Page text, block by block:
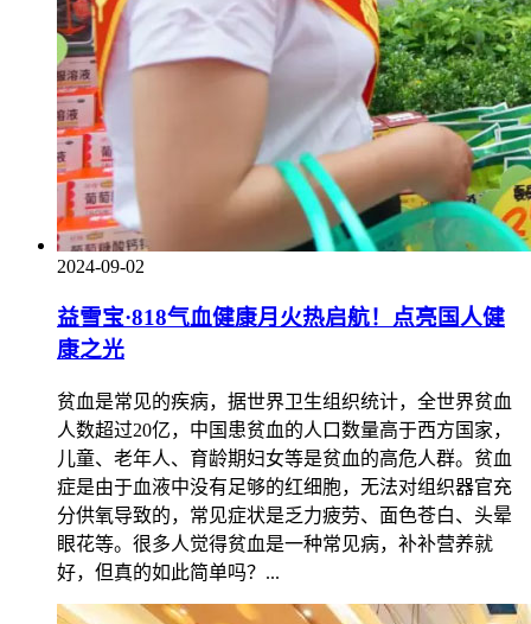
2024-09-02
益雪宝·818气血健康月火热启航！点亮国人健
康之光
贫血是常见的疾病，据世界卫生组织统计，全世界贫血
人数超过20亿，中国患贫血的人口数量高于西方国家，
儿童、老年人、育龄期妇女等是贫血的高危人群。贫血
症是由于血液中没有足够的红细胞，无法对组织器官充
分供氧导致的，常见症状是乏力疲劳、面色苍白、头晕
眼花等。很多人觉得贫血是一种常见病，补补营养就
好，但真的如此简单吗？...